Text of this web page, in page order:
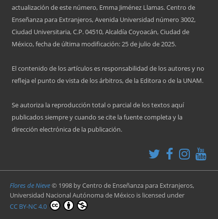
actualización de este número, Emma Jiménez Llamas. Centro de
Enseñanza para Extranjeros, Avenida Universidad número 3002,
Ciudad Universitaria, C.P. 04510, Alcaldía Coyoacán, Ciudad de
México, fecha de última modificación: 25 de julio de 2025.
El contenido de los artículos es responsabilidad de los autores y no
refleja el punto de vista de los árbitros, de la Editora o de la UNAM.
Se autoriza la reproducción total o parcial de los textos aquí
publicados siempre y cuando se cite la fuente completa y la
dirección electrónica de la publicación.
Flores de Nieve© 1998 byCentro de Enseñanza para Extranjeros,
Universidad Nacional Autónoma de México is licensed under
CC BY-NC 4.0